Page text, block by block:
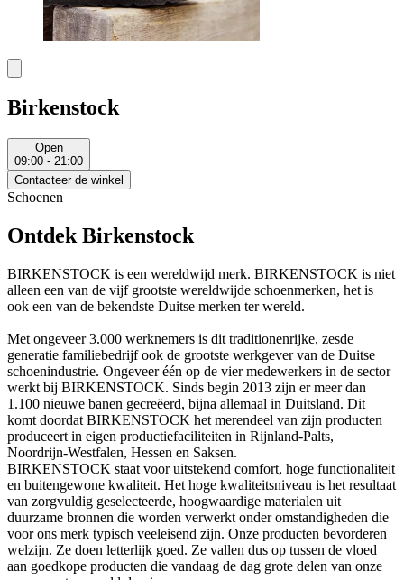
Birkenstock
Open
09:00 - 21:00
Contacteer de winkel
Schoenen
Ontdek Birkenstock
BIRKENSTOCK is een wereldwijd merk. BIRKENSTOCK is niet
alleen een van de vijf grootste wereldwijde schoenmerken, het is
ook een van de bekendste Duitse merken ter wereld.
Met ongeveer 3.000 werknemers is dit traditionenrijke, zesde
generatie familiebedrijf ook de grootste werkgever van de Duitse
schoenindustrie. Ongeveer één op de vier medewerkers in de sector
werkt bij BIRKENSTOCK. Sinds begin 2013 zijn er meer dan
1.100 nieuwe banen gecreëerd, bijna allemaal in Duitsland. Dit
komt doordat BIRKENSTOCK het merendeel van zijn producten
produceert in eigen productiefaciliteiten in Rijnland-Palts,
Noordrijn-Westfalen, Hessen en Saksen.
BIRKENSTOCK staat voor uitstekend comfort, hoge functionaliteit
en buitengewone kwaliteit. Het hoge kwaliteitsniveau is het resultaat
van zorgvuldig geselecteerde, hoogwaardige materialen uit
duurzame bronnen die worden verwerkt onder omstandigheden die
voor ons merk typisch veeleisend zijn. Onze producten bevorderen
welzijn. Ze doen letterlijk goed. Ze vallen dus op tussen de vloed
aan goedkope producten die vandaag de dag grote delen van onze